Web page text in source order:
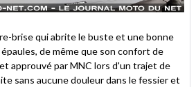
brise qui abrite le buste et une bonne
de même que son confort de
approuvé par MNC lors d'un trajet de
sans aucune douleur dans le fessier et